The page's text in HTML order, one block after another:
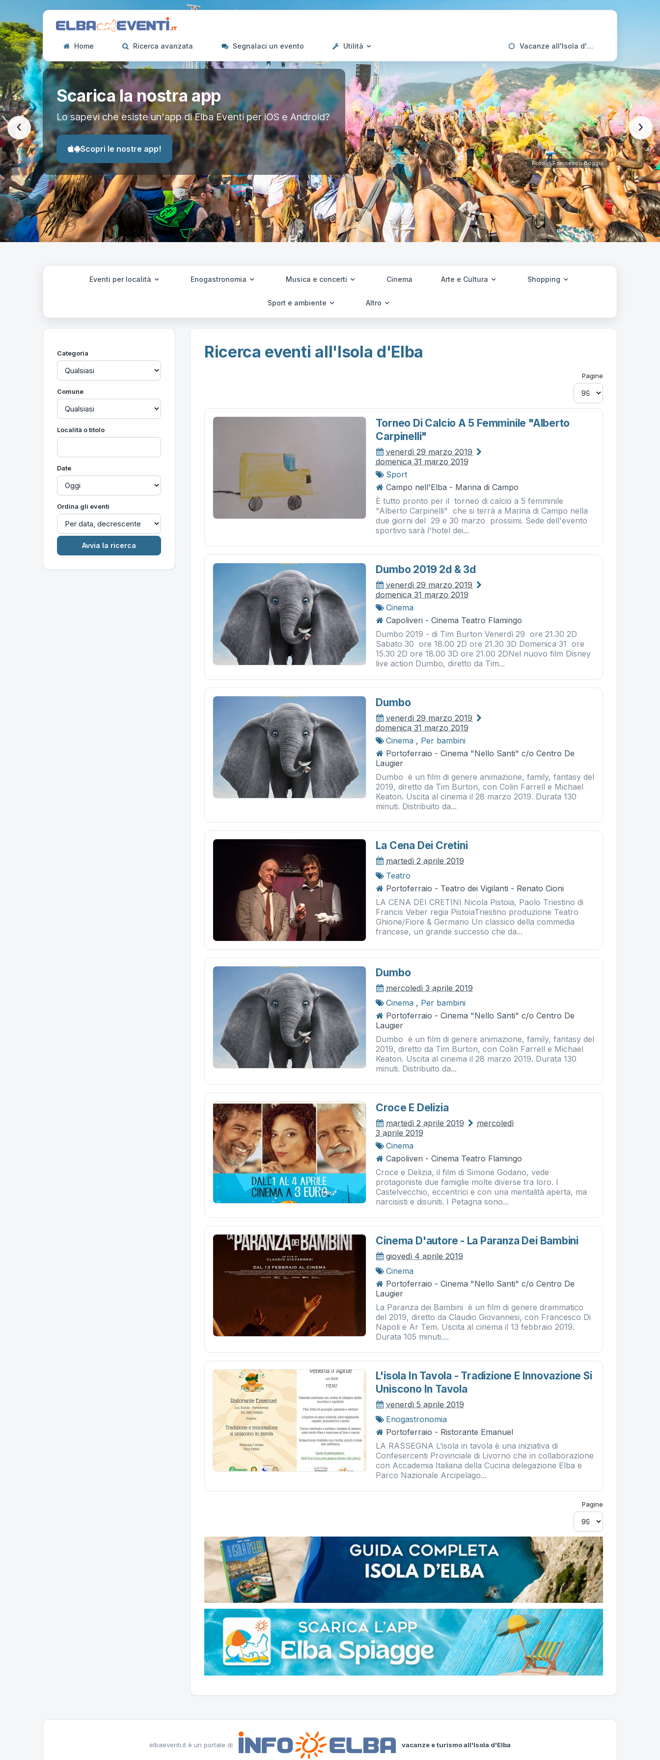
Home Ricerca avanzata Segnalaci un evento Utilità Vacanze all'Isola d'Elba
Scarica la nostra app
Lo sapevi che esiste un'app di Elba Eventi per iOS e Android?
Scopri le nostre app!
Foto di Francesco Boggio
‹ ›
Eventi per località Enogastronomia Musica e concerti Cinema Arte e Cultura Shopping
Sport e ambiente Altro
Categoria
Comune
Località o titolo
Date
Ordina gli eventi
Ricerca eventi all'Isola d'Elba
Pagine
Torneo Di Calcio A 5 Femminile "alberto
Carpinelli"
venerdì 29 marzo 2019
domenica 31 marzo 2019
Sport
Campo nell'Elba - Marina di Campo
È tutto pronto per il torneo di calcio a 5 femminile
"Alberto Carpinelli" che si terrà a Marina di Campo nella
due giorni del 29 e 30 marzo prossimi. Sede dell'evento
sportivo sarà l'hotel dei...
Dumbo 2019 2d & 3d
venerdì 29 marzo 2019
domenica 31 marzo 2019
Cinema
Capoliveri - Cinema Teatro Flamingo
Dumbo 2019 - di Tim Burton Venerdì 29 ore 21.30 2D
Sabato 30 ore 18.00 2D ore 21.30 3D Domenica 31 ore
15.30 2D ore 18.00 3D ore 21.00 2DNel nuovo film Disney
live action Dumbo, diretto da Tim...
Dumbo
venerdì 29 marzo 2019
domenica 31 marzo 2019
Cinema , Per bambini
Portoferraio - Cinema "Nello Santi" c/o Centro De
Laugier
Dumbo è un film di genere animazione, family, fantasy del
2019, diretto da Tim Burton, con Colin Farrell e Michael
Keaton. Uscita al cinema il 28 marzo 2019. Durata 130
minuti. Distribuito da...
La Cena Dei Cretini
martedì 2 aprile 2019
Teatro
Portoferraio - Teatro dei Vigilanti - Renato Cioni
LA CENA DEI CRETINI Nicola Pistoia, Paolo Triestino di
Francis Veber regia PistoiaTriestino produzione Teatro
Ghione/Fiore & Germano Un classico della commedia
francese, un grande successo che da...
Dumbo
mercoledì 3 aprile 2019
Cinema , Per bambini
Portoferraio - Cinema "Nello Santi" c/o Centro De
Laugier
Dumbo è un film di genere animazione, family, fantasy del
2019, diretto da Tim Burton, con Colin Farrell e Michael
Keaton. Uscita al cinema il 28 marzo 2019. Durata 130
minuti. Distribuito da...
Croce E Delizia
martedì 2 aprile 2019
mercoledì
3 aprile 2019
Cinema
Capoliveri - Cinema Teatro Flamingo
Croce e Delizia, il film di Simone Godano, vede
protagoniste due famiglie molte diverse tra loro. I
Castelvecchio, eccentrici e con una mentalità aperta, ma
narcisisti e disuniti. I Petagna sono...
Cinema D'autore - La Paranza Dei Bambini
giovedì 4 aprile 2019
Cinema
Portoferraio - Cinema "Nello Santi" c/o Centro De
Laugier
La Paranza dei Bambini è un film di genere drammatico
del 2019, diretto da Claudio Giovannesi, con Francesco Di
Napoli e Ar Tem. Uscita al cinema il 13 febbraio 2019.
Durata 105 minuti....
L'isola In Tavola - Tradizione E Innovazione Si
Uniscono In Tavola
venerdì 5 aprile 2019
Enogastronomia
Portoferraio - Ristorante Emanuel
LA RASSEGNA L’isola in tavola è una iniziativa di
Confesercenti Provinciale di Livorno che in collaborazione
con Accademia Italiana della Cucina delegazione Elba e
Parco Nazionale Arcipelago...
Pagine
elbaeventi.it è un portale di vacanze e turismo all'Isola d'Elba